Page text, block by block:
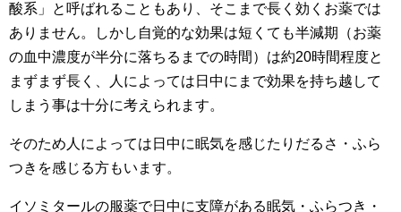
酸系」と呼ばれることもあり、そこまで長く効くお薬では
ありません。しかし自覚的な効果は短くても半減期（お薬
の血中濃度が半分に落ちるまでの時間）は約20時間程度と
まずまず長く、人によっては日中にまで効果を持ち越して
しまう事は十分に考えられます。
そのため人によっては日中に眠気を感じたりだるさ・ふら
つきを感じる方もいます。
イソミタールの服薬で日中に支障がある眠気・ふらつき・